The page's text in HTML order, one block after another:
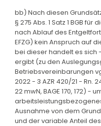
bb) Nach diesen
§ 275 Abs. 1 Satz 1 BGB
nach Ablauf des
EFZG) kein Anspruch auf
bei dieser handelt es sich
ergibt (zu den
Betriebsvereinbarungen
2022 - 3 AZR 420/21 - Rn.
22 mwN, BAGE 170, 172) -
Ausnahme von dem
und der variable Anteil